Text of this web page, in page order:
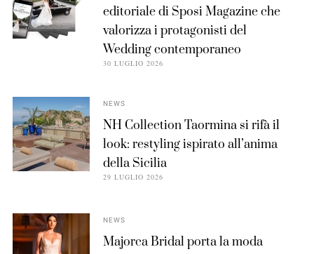
editoriale di Sposi Magazine che
valorizza i protagonisti del
Wedding contemporaneo
30 LUGLIO 2026
NEWS
NH Collection Taormina si rifà il
look: restyling ispirato all’anima
della Sicilia
29 LUGLIO 2026
NEWS
Majorca Bridal porta la moda